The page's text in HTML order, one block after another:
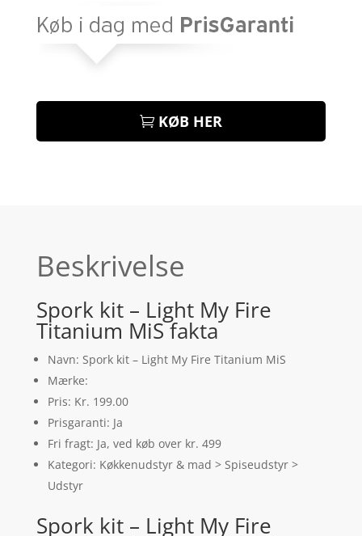
KØB HER
Beskrivelse
Spork kit – Light My Fire
Titanium MiS fakta
Navn: Spork kit – Light My Fire Titanium MiS
Mærke:
Pris: Kr. 199.00
Prisgaranti: Ja
Fri fragt: Ja, ved køb over kr. 499
Kategori: Køkkenudstyr & mad > Spiseudstyr >
Udstyr
Spork kit – Light My Fire